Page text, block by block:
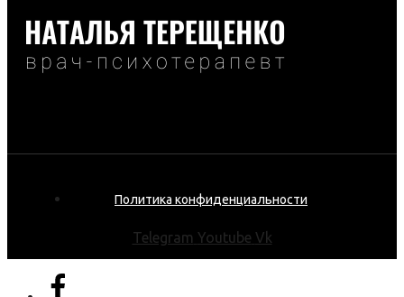
Политика конфиденциальности
Telegram Youtube Vk